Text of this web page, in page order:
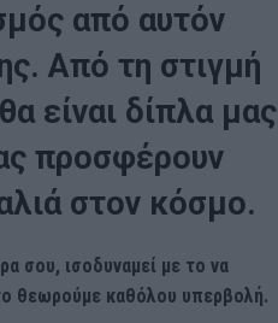
από αυτόν
Από τη στιγμή
είναι δίπλα μας
προσφέρουν
στον κόσμο.
σου, ισοδυναμεί με το να
θεωρούμε καθόλου υπερβολή.